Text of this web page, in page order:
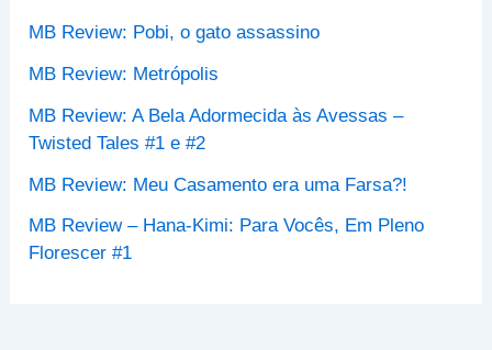
o
:
MB Review: Pobi, o gato assassino
MB Review: Metrópolis
MB Review: A Bela Adormecida às Avessas –
Twisted Tales #1 e #2
MB Review: Meu Casamento era uma Farsa?!
MB Review – Hana-Kimi: Para Vocês, Em Pleno
Florescer #1